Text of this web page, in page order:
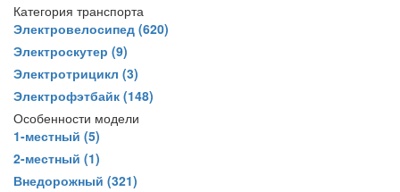
Категория транспорта
Электровелосипед (620)
Электроскутер (9)
Электротрицикл (3)
Электрофэтбайк (148)
Особенности модели
1-местный (5)
2-местный (1)
Внедорожный (321)